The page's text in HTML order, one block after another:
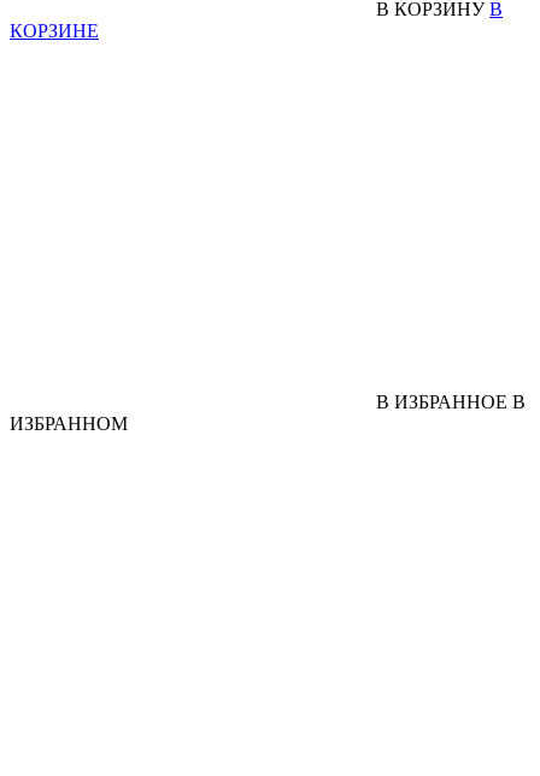
В КОРЗИНУ В
КОРЗИНЕ
В ИЗБРАННОЕ В
ИЗБРАННОМ